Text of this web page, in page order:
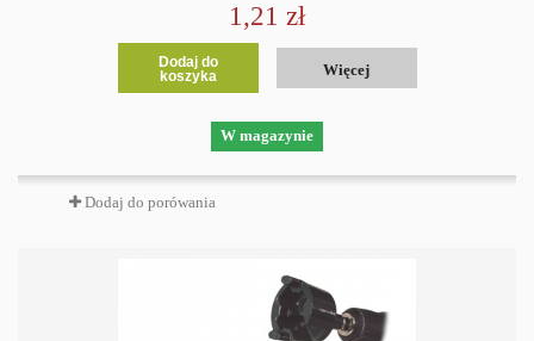
1,21 zł
Dodaj do
koszyka
Więcej
W magazynie
Dodaj do porówania